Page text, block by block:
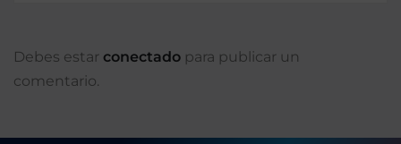
Debes estar conectado para publicar un
comentario.